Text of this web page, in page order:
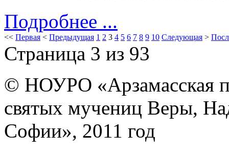
Подробнее ...
<< Первая < Предыдущая 1 2 3 4 5 6 7 8 9 10 Следующая >
Страница 3 из 93
© НОУРО «Арзамасская
святых мучениц Веры,
Софии», 2011 год